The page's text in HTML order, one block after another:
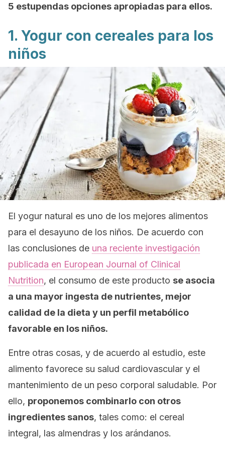
5 estupendas opciones apropiadas para ellos.
1. Yogur con cereales para los
niños
El yogur natural es uno de los mejores alimentos
para el desayuno de los niños. De acuerdo con
las conclusiones de una reciente investigación
publicada en European Journal of Clinical
Nutrition, el consumo de este producto se asocia
a una mayor ingesta de nutrientes, mejor
calidad de la dieta y un perfil metabólico
favorable en los niños.
Entre otras cosas, y de acuerdo al estudio, este
alimento favorece su salud cardiovascular y el
mantenimiento de un peso corporal saludable. Por
ello, proponemos combinarlo con otros
ingredientes sanos, tales como: el cereal
integral, las almendras y los arándanos.